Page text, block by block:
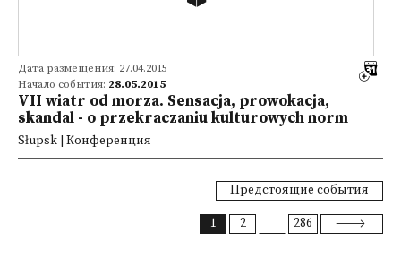
Дата размещения: 27.04.2015
Начало события: 28.05.2015
VII wiatr od morza. Sensacja, prowokacja,
skandal - o przekraczaniu kulturowych norm
Słupsk | Конференция
Предстоящие события
1 2 286